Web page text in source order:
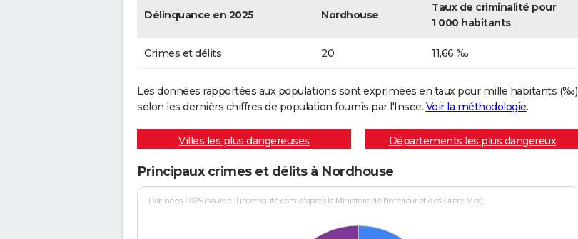
Délinquance en 2025 Nordhouse
Taux de criminalité pour
1 000 habitants
Crimes et délits 20 11,66 ‰
Les données rapportées aux populations sont exprimées en taux pour mille habitants (‰)
selon les dernièrs chiffres de population fournis par l'Insee. Voir la méthodologie.
Villes les plus dangereuses Départements les plus dangereux
Principaux crimes et délits à Nordhouse
Données 2025 (source : Linternaute.com d'après le Ministère de l'Intérieur et des Outre-Mer)